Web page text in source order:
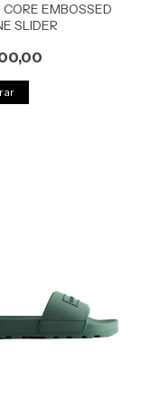
EMBOSSED
SLIDER